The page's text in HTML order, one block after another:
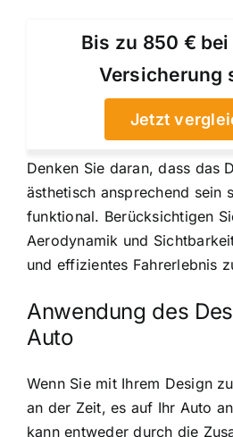
Bis zu 850 € bei
Versicherung
Jetzt
Denken Sie daran, dass das
ästhetisch ansprechend sein
funktional. Berücksichtigen
Aerodynamik und
und effizientes Fahrerlebnis
Anwendung des
Auto
Wenn Sie mit Ihrem Design
an der Zeit, es auf Ihr Auto
kann entweder durch die